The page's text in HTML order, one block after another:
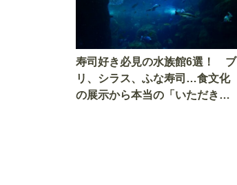
寿司好き必見の水族館6選！ ブ
リ、シラス、ふな寿司…食文化
の展示から本当の「いただきま